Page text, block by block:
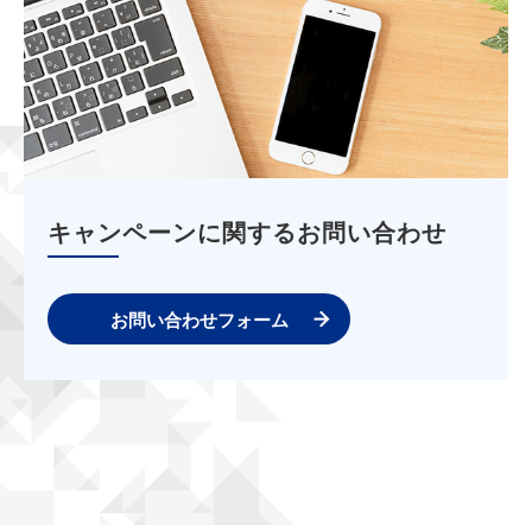
キャンペーンに関するお問い合わせ
お問い合わせフォーム